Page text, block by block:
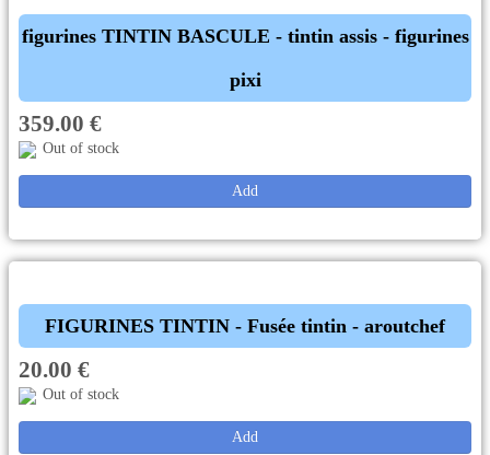
figurines TINTIN BASCULE - tintin assis - figurines
pixi
359.00 €
Out of stock
Add
FIGURINES TINTIN - Fusée tintin - aroutchef
20.00 €
Out of stock
Add